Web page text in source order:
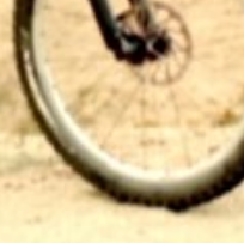
Video